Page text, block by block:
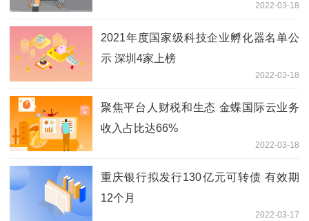
2022-03-18
2021年度国家级科技企业孵化器名单公
示 深圳4家上榜
2022-03-18
聚焦平台人财税和生态 金蝶国际云业务
收入占比达66%
2022-03-18
重庆银行拟发行130亿元可转债 有效期
12个月
2022-03-17